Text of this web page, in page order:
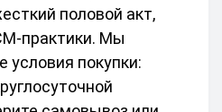
половой акт,
практики. Мы
условия покупки: